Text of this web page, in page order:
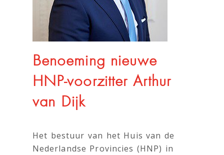
Benoeming nieuwe
HNP-voorzitter Arthur
van Dijk
Het bestuur van het Huis van de
Nederlandse Provincies (HNP) in